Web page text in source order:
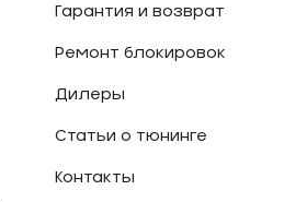
Гарантия и возврат
Ремонт блокировок
Дилеры
Статьи о тюнинге
Контакты